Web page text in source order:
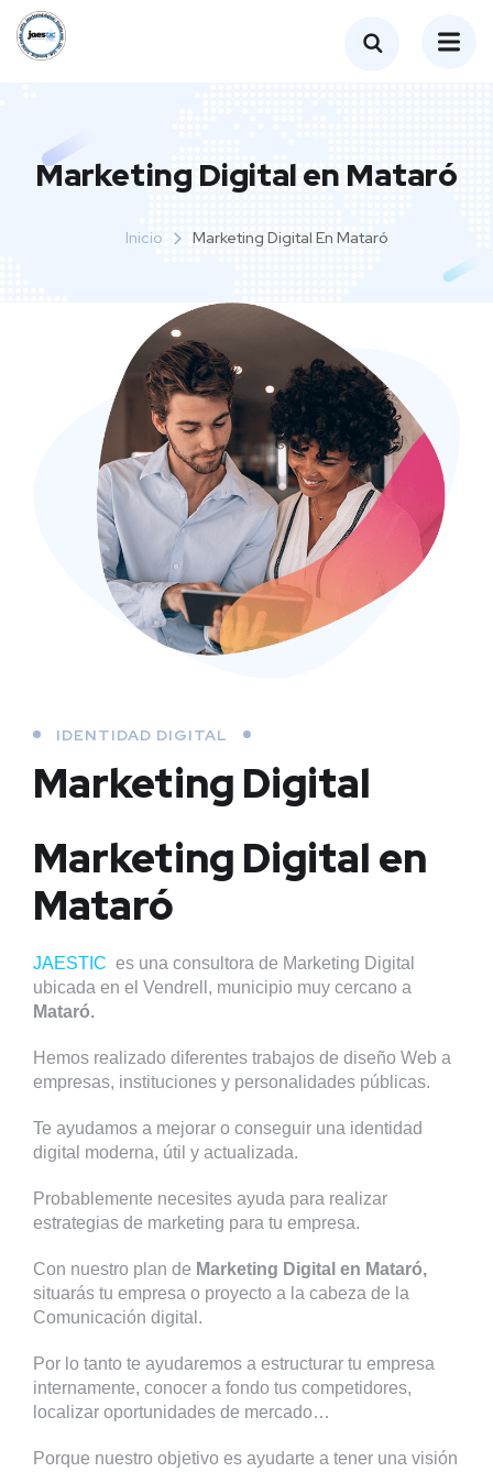
Marketing Digital en Mataró
Inicio Marketing Digital En Mataró
IDENTIDAD DIGITAL
Marketing Digital
Marketing Digital en
Mataró
JAESTIC es una consultora de Marketing Digital
ubicada en el Vendrell, municipio muy cercano a
Mataró.
Hemos realizado diferentes trabajos de diseño Web a
empresas, instituciones y personalidades públicas.
Te ayudamos a mejorar o conseguir una identidad
digital moderna, útil y actualizada.
Probablemente necesites ayuda para realizar
estrategias de marketing para tu empresa.
Con nuestro plan de Marketing Digital en Mataró,
situarás tu empresa o proyecto a la cabeza de la
Comunicación digital.
Por lo tanto te ayudaremos a estructurar tu empresa
internamente, conocer a fondo tus competidores,
localizar oportunidades de mercado…
Porque nuestro objetivo es ayudarte a tener una visión